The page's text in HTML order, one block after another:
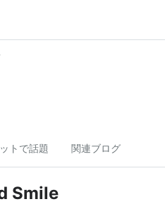
トで話題 関連ブログ
Smile